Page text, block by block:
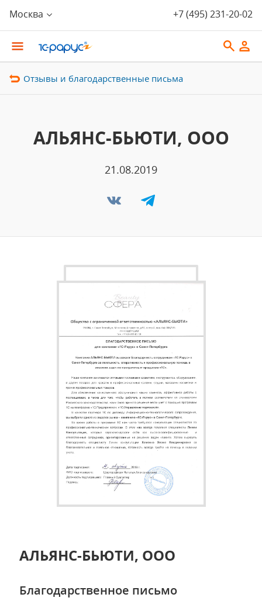
Москва +7 (495) 231-20-02
Отзывы и благодарственные письма
АЛЬЯНС-БЬЮТИ, ООО
21.08.2019
АЛЬЯНС-БЬЮТИ, ООО
Благодарственное письмо